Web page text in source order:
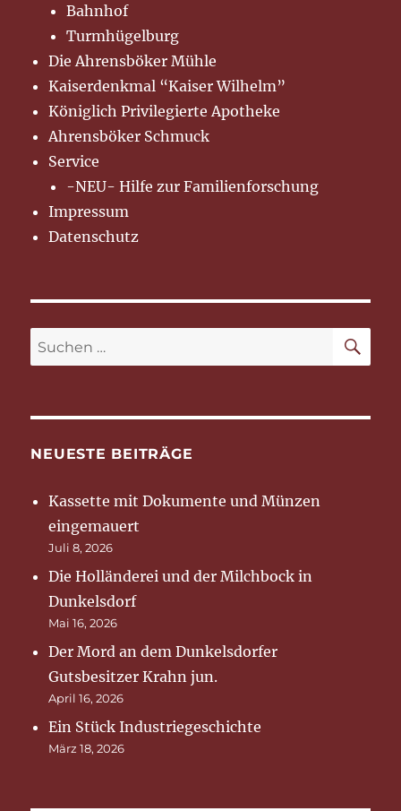
Bahnhof
Turmhügelburg
Die Ahrensböker Mühle
Kaiserdenkmal “Kaiser Wilhelm”
Königlich Privilegierte Apotheke
Ahrensböker Schmuck
Service
-NEU- Hilfe zur Familienforschung
Impressum
Datenschutz
Suchen
nach:
NEUESTE BEITRÄGE
Kassette mit Dokumente und Münzen
eingemauert
Juli 8, 2026
Die Holländerei und der Milchbock in
Dunkelsdorf
Mai 16, 2026
Der Mord an dem Dunkelsdorfer
Gutsbesitzer Krahn jun.
April 16, 2026
Ein Stück Industriegeschichte
März 18, 2026